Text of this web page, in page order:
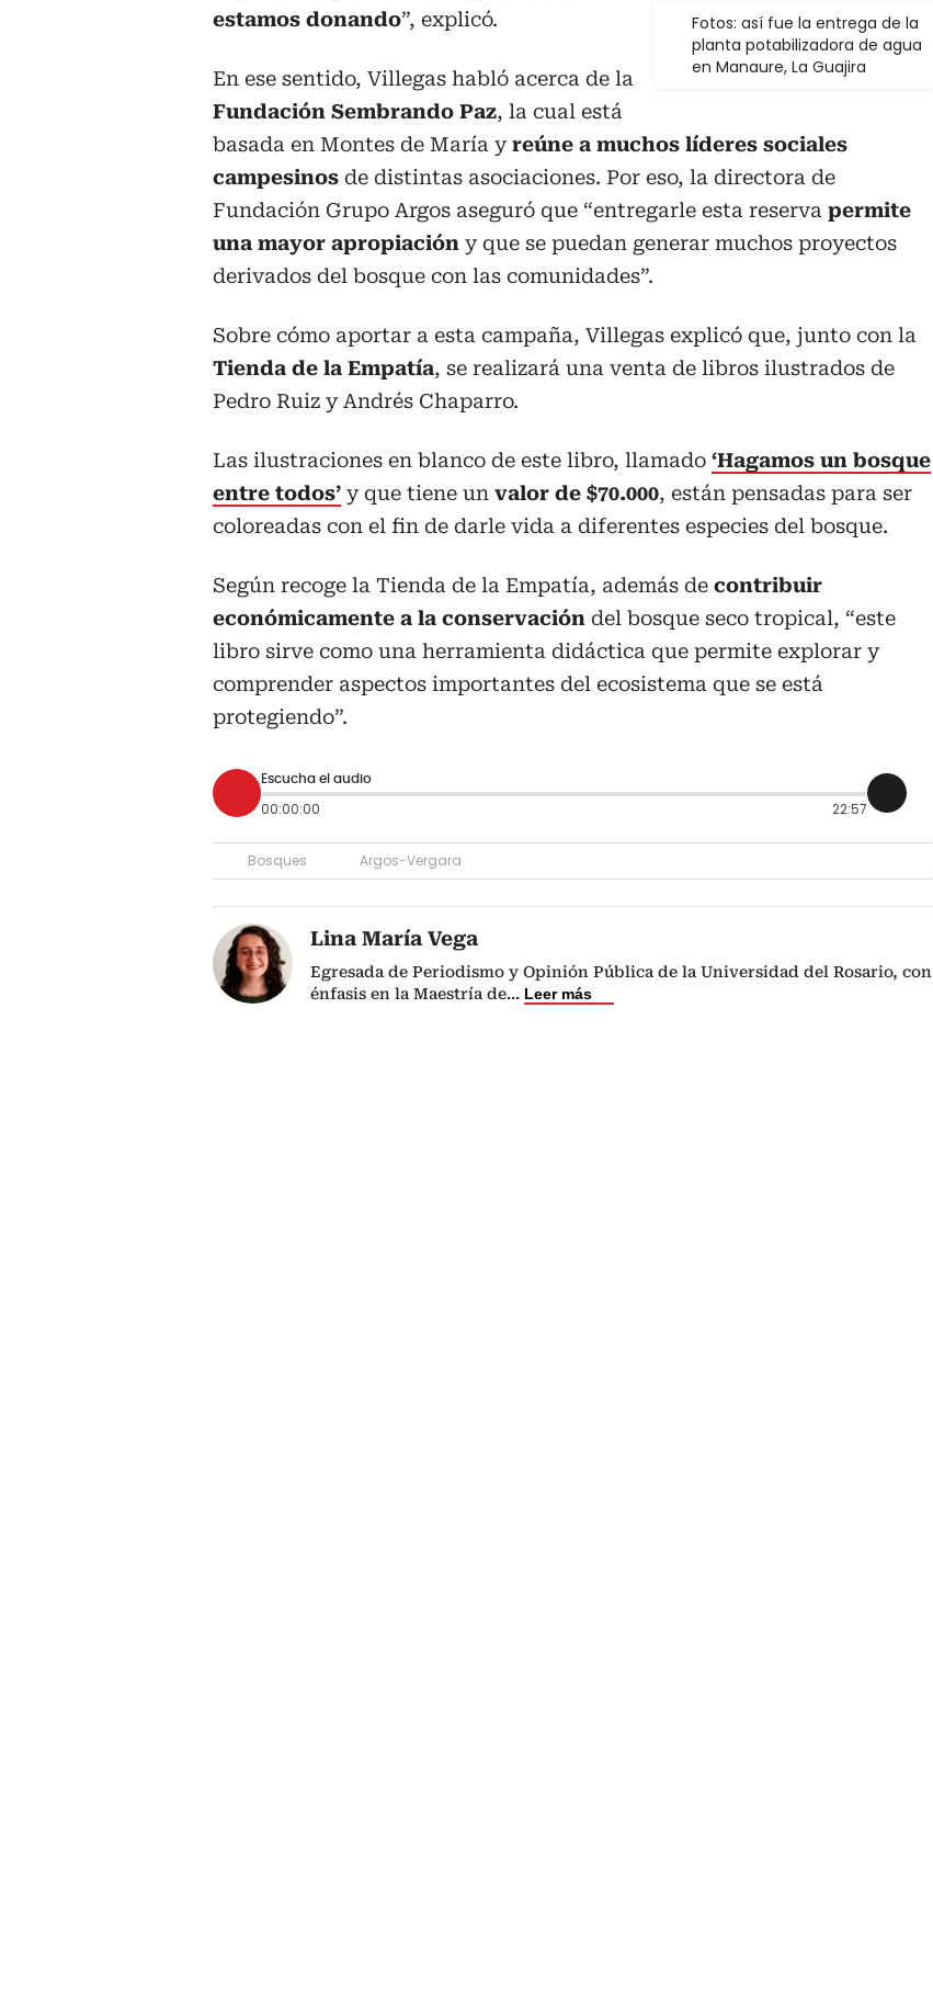
Fotos: así fue la entrega de la
planta potabilizadora de agua
en Manaure, La Guajira
estamos donando”, explicó.
En ese sentido, Villegas habló acerca de la
Fundación Sembrando Paz, la cual está
basada en Montes de María yreúne a muchos líderes sociales
campesinos de distintas asociaciones. Por eso, la directora de
Fundación Grupo Argos aseguró que “entregarle esta reserva permite
una mayor apropiación y que se puedan generar muchos proyectos
derivados del bosque con las comunidades”.
Sobre cómo aportar a esta campaña, Villegas explicó que, junto con la
Tienda de la Empatía, se realizará una venta de libros ilustrados de
Pedro Ruiz y Andrés Chaparro.
Las ilustraciones en blanco de este libro, llamado ‘Hagamos un bosque
entre todos’ y que tiene un valor de $70.000, están pensadas para ser
coloreadas con el fin de darle vida a diferentes especies del bosque.
Según recoge la Tienda de la Empatía, además de contribuir
económicamente a la conservación del bosque seco tropical, “este
libro sirve como una herramienta didáctica que permite explorar y
comprender aspectos importantes del ecosistema que se está
protegiendo”.
Escucha el audio
00:00:00 22:57
Bosques Argos-Vergara
Lina María Vega
Egresada de Periodismo y Opinión Pública de la Universidad del Rosario, con
énfasis en la Maestría de... Leer más